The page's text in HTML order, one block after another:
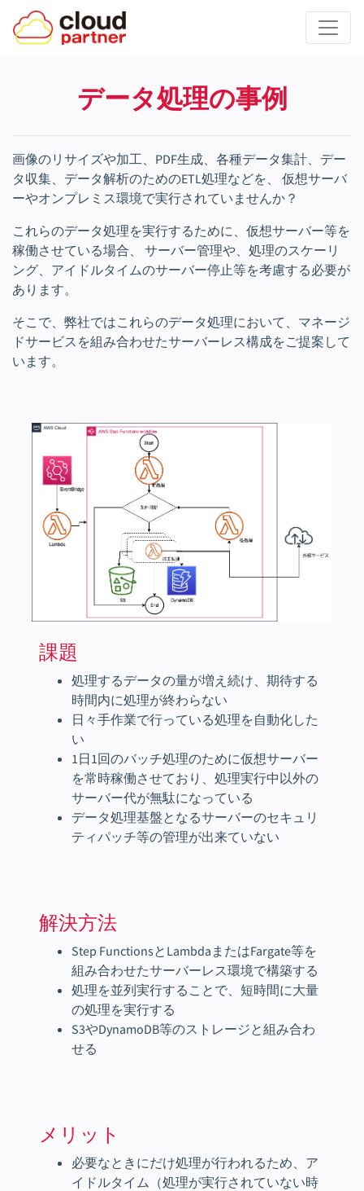
データ処理の事例
画像のリサイズや加工、PDF生成、各種データ集計、デー
タ収集、データ解析のためのETL処理などを、 仮想サーバ
ーやオンプレミス環境で実行されていませんか？
これらのデータ処理を実行するために、仮想サーバー等を
稼働させている場合、 サーバー管理や、処理のスケーリ
ング、アイドルタイムのサーバー停止等を考慮する必要が
あります。
そこで、弊社ではこれらのデータ処理において、マネージ
ドサービスを組み合わせたサーバーレス構成をご提案して
います。
課題
処理するデータの量が増え続け、期待する
時間内に処理が終わらない
日々手作業で行っている処理を自動化した
い
1日1回のバッチ処理のために仮想サーバー
を常時稼働させており、処理実行中以外の
サーバー代が無駄になっている
データ処理基盤となるサーバーのセキュリ
ティパッチ等の管理が出来ていない
解決方法
Step FunctionsとLambdaまたはFargate等を
組み合わせたサーバーレス環境で構築する
処理を並列実行することで、短時間に大量
の処理を実行する
S3やDynamoDB等のストレージと組み合わ
せる
メリット
必要なときにだけ処理が行われるため、ア
イドルタイム（処理が実行されていない時